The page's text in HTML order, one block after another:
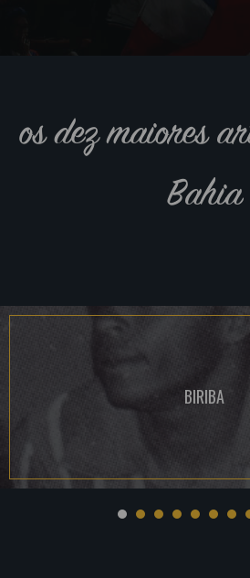
os dez maiores
Bahia
BIRIBA